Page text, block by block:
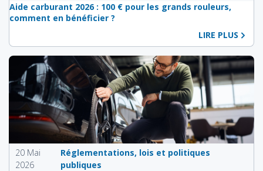
Aide carburant 2026 : 100 € pour les grands rouleurs,
comment en bénéficier ?
LIRE PLUS
20 Mai
2026
Réglementations, lois et politiques
publiques